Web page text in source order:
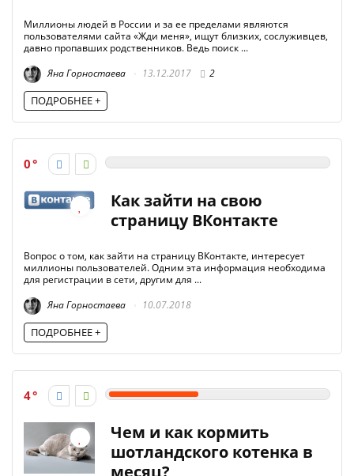
Миллионы людей в России и за ее пределами являются
пользователями сайта «Жди меня», ищут близких, сослуживцев,
давно пропавших родственников. Ведь поиск ...
Яна Горностаева
13.12.2017 2
ПОДРОБНЕЕ +
0
Как зайти на свою
страницу ВКонтакте
Вопрос о том, как зайти на страницу ВКонтакте, интересует
миллионы пользователей. Одним эта информация необходима
для регистрации в сети, другим для ...
Яна Горностаева
10.07.2018
ПОДРОБНЕЕ +
4
Чем и как кормить
шотландского котенка в
месяц?